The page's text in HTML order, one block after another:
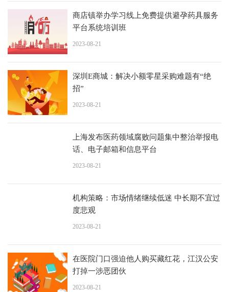
商店镇举办学习线上免费提供避孕药具服务
平台系统培训班
2023-08-21
深圳E商城：解决小额零星采购难题有“绝
招”
2023-08-21
上海发布医药领域腐败问题集中整治举报电
话、电子邮箱和信息平台
2023-08-21
机构策略：市场情绪继续低迷 中长期不宜过
度悲观
2023-08-21
在医院门口强迫他人购买藏红花，江汉公安
打掉一涉恶团伙
2023-08-21